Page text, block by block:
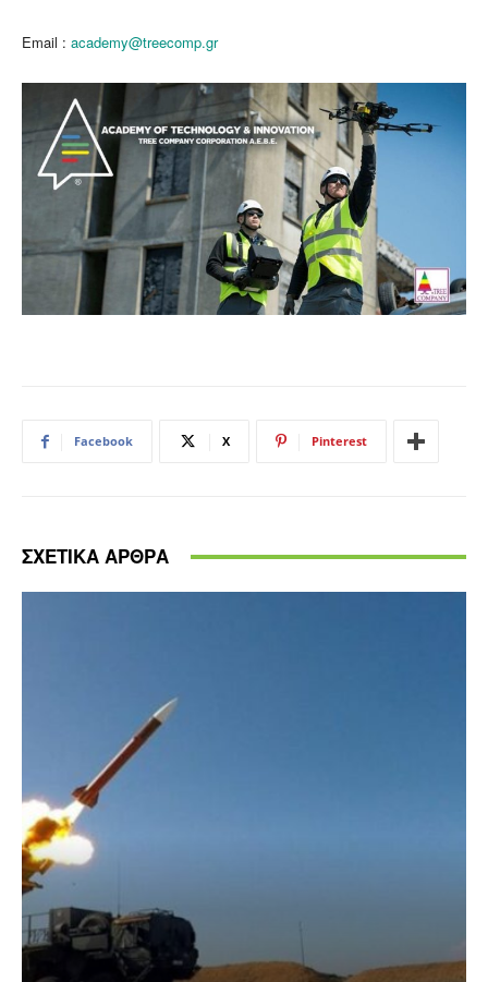
Email : academy@treecomp.gr
Facebook X Pinterest
ΣΧΕΤΙΚΑ ΑΡΘΡΑ